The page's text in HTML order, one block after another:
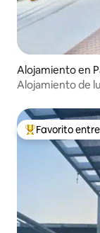
Alojamiento en
Alojamiento de
Favorito entre
Favorito